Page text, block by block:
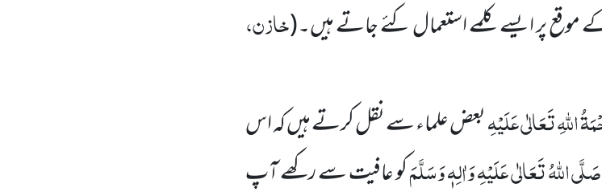
پر ایسے کلمے استعمال کئے جاتے ہیں۔(خازن،
اللہِ تَعَالٰی عَلَیْہِبعض علماء سے نقل کرتے ہیں کہ اس
صَلَّی اللہُ تَعَالٰی عَلَیْہِ وَاٰلِہٖ وَسَلَّمَکو عافیت سے رکھے آپ